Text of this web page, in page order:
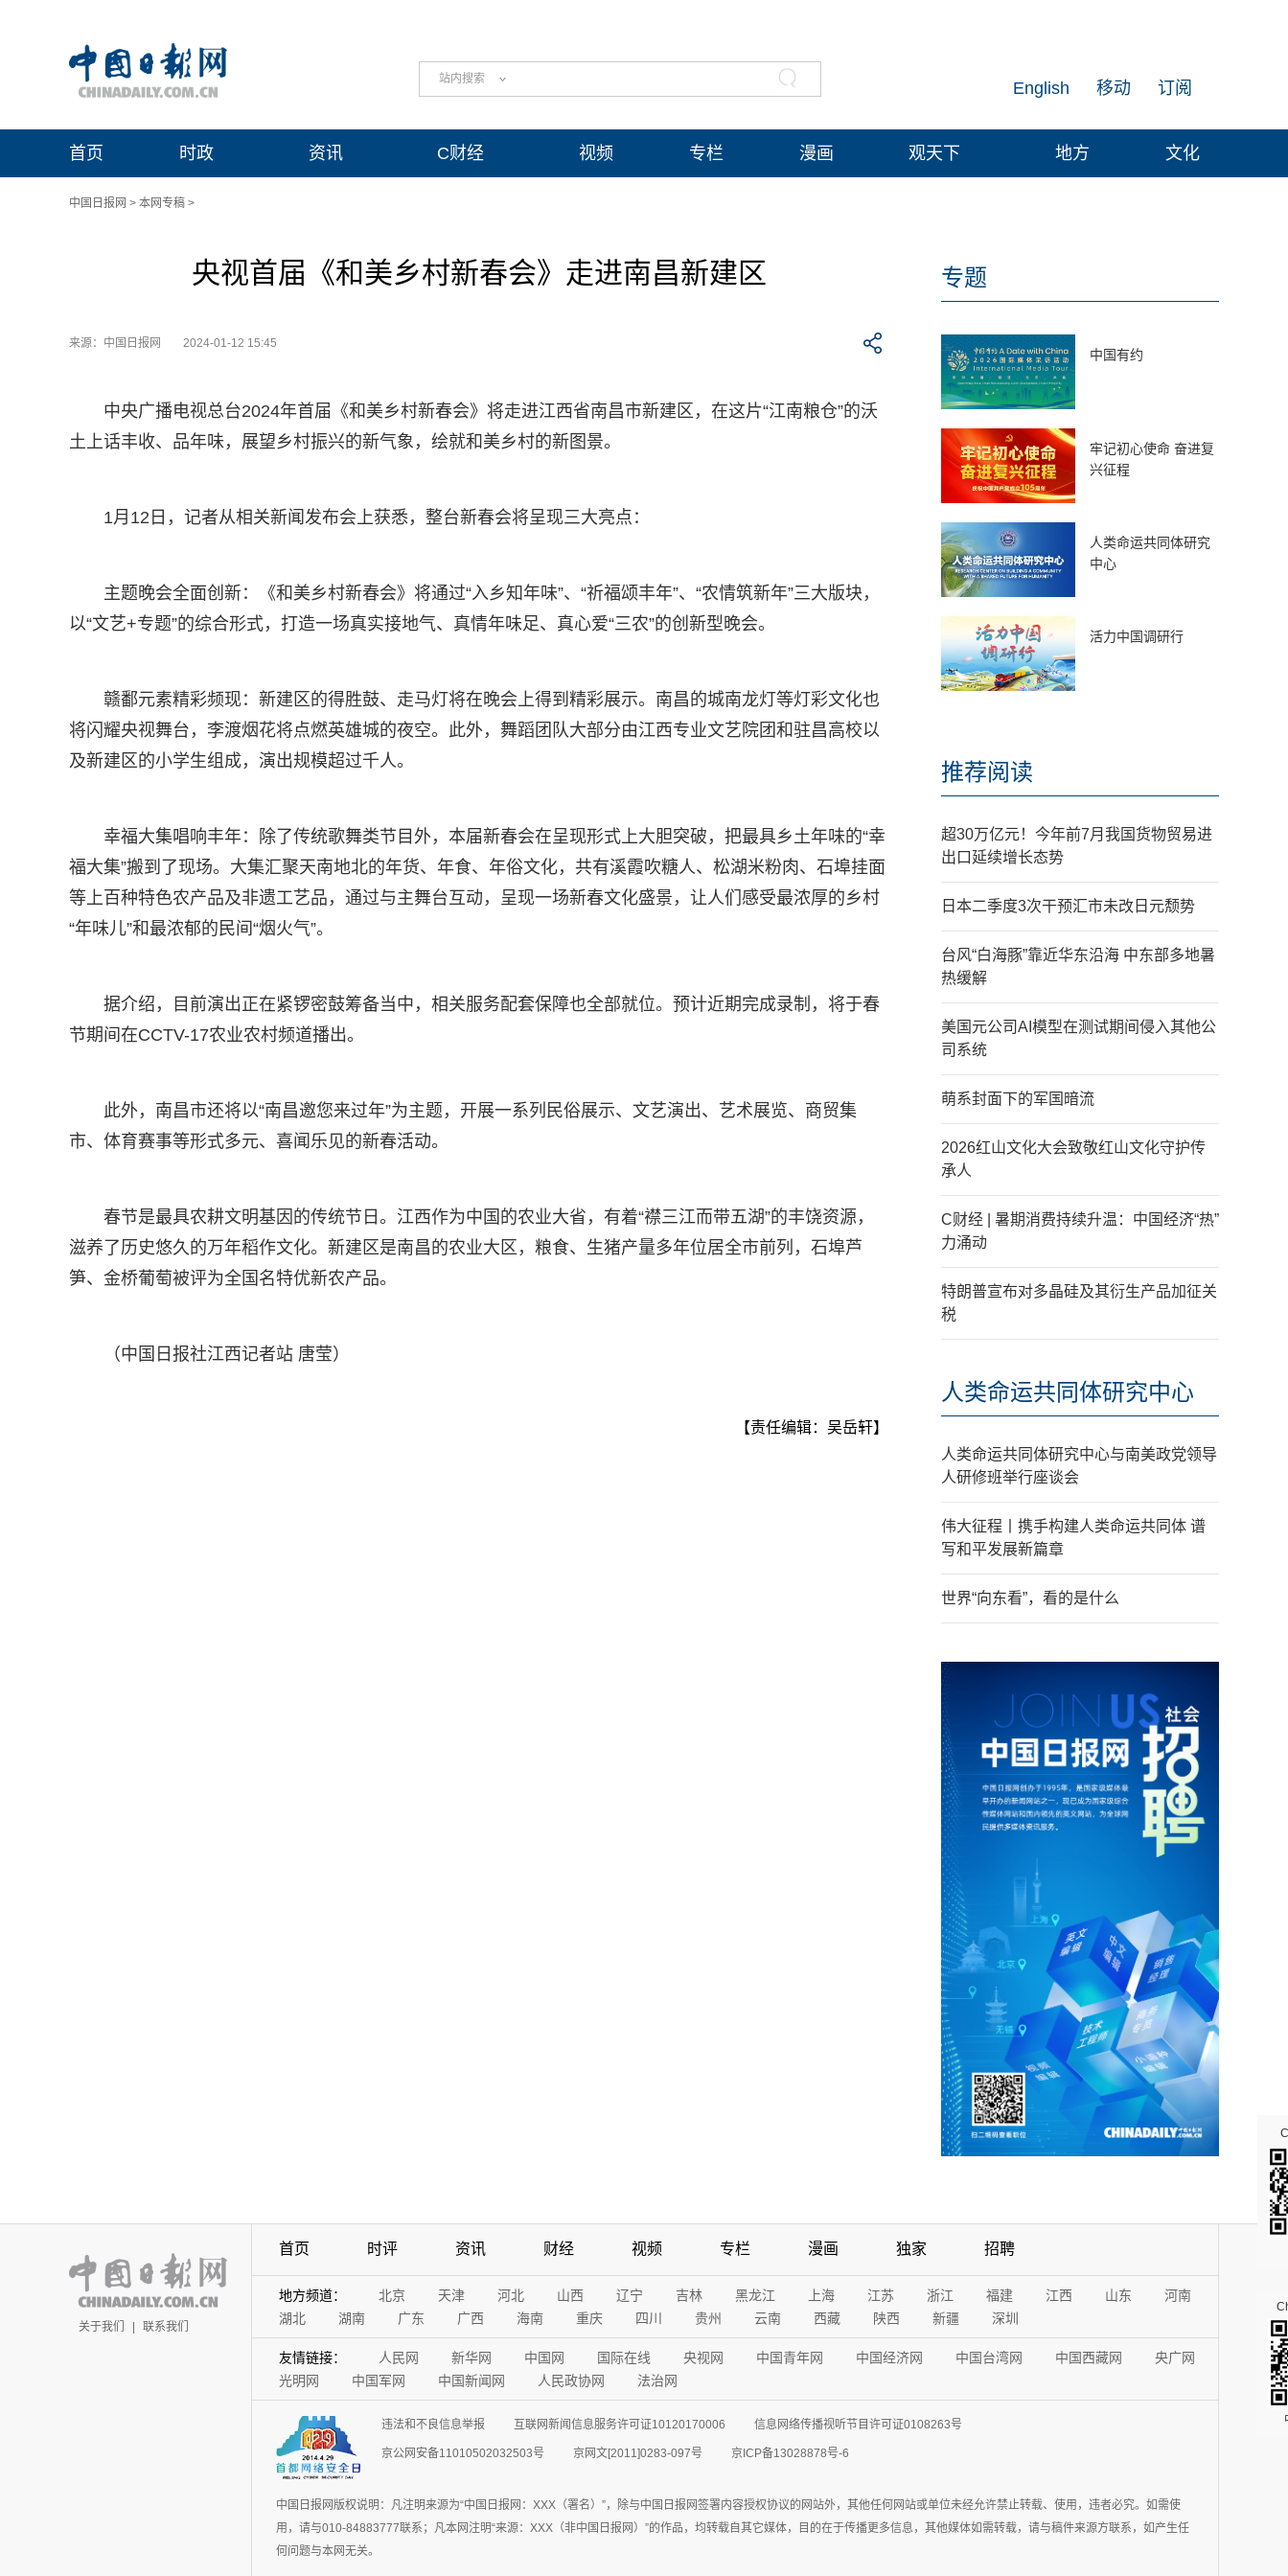
站内搜索 订阅
移动
English
首页 时政 资讯 C财经 视频 专栏 漫画 观天下 地方 文化
中国日报网 > 本网专稿 >
央视首届《和美乡村新春会》走进南昌新建区
来源：中国日报网 2024-01-12 15:45
中央广播电视总台2024年首届《和美乡村新春会》将走进江西省南昌市新建区，在这片“江南粮仓”的沃
土上话丰收、品年味，展望乡村振兴的新气象，绘就和美乡村的新图景。
1月12日，记者从相关新闻发布会上获悉，整台新春会将呈现三大亮点：
主题晚会全面创新：《和美乡村新春会》将通过“入乡知年味”、“祈福颂丰年”、“农情筑新年”三大版块，
以“文艺+专题”的综合形式，打造一场真实接地气、真情年味足、真心爱“三农”的创新型晚会。
赣鄱元素精彩频现：新建区的得胜鼓、走马灯将在晚会上得到精彩展示。南昌的城南龙灯等灯彩文化也
将闪耀央视舞台，李渡烟花将点燃英雄城的夜空。此外，舞蹈团队大部分由江西专业文艺院团和驻昌高校以
及新建区的小学生组成，演出规模超过千人。
幸福大集唱响丰年：除了传统歌舞类节目外，本届新春会在呈现形式上大胆突破，把最具乡土年味的“幸
福大集”搬到了现场。大集汇聚天南地北的年货、年食、年俗文化，共有溪霞吹糖人、松湖米粉肉、石埠挂面
等上百种特色农产品及非遗工艺品，通过与主舞台互动，呈现一场新春文化盛景，让人们感受最浓厚的乡村
“年味儿”和最浓郁的民间“烟火气”。
据介绍，目前演出正在紧锣密鼓筹备当中，相关服务配套保障也全部就位。预计近期完成录制，将于春
节期间在CCTV-17农业农村频道播出。
此外，南昌市还将以“南昌邀您来过年”为主题，开展一系列民俗展示、文艺演出、艺术展览、商贸集
市、体育赛事等形式多元、喜闻乐见的新春活动。
春节是最具农耕文明基因的传统节日。江西作为中国的农业大省，有着“襟三江而带五湖”的丰饶资源，
滋养了历史悠久的万年稻作文化。新建区是南昌的农业大区，粮食、生猪产量多年位居全市前列，石埠芦
笋、金桥葡萄被评为全国名特优新农产品。
（中国日报社江西记者站 唐莹）
【责任编辑：吴岳轩】
专题
中国有约
牢记初心使命 奋进复
兴征程
人类命运共同体研究
中心
活力中国调研行
推荐阅读
超30万亿元！今年前7月我国货物贸易进
出口延续增长态势
日本二季度3次干预汇市未改日元颓势
台风“白海豚”靠近华东沿海 中东部多地暑
热缓解
美国元公司AI模型在测试期间侵入其他公
司系统
萌系封面下的军国暗流
2026红山文化大会致敬红山文化守护传
承人
C财经 | 暑期消费持续升温：中国经济“热”
力涌动
特朗普宣布对多晶硅及其衍生产品加征关
税
人类命运共同体研究中心
人类命运共同体研究中心与南美政党领导
人研修班举行座谈会
伟大征程丨携手构建人类命运共同体 谱
写和平发展新篇章
世界“向东看”，看的是什么
关于我们 | 联系我们
首页 时评 资讯 财经 视频 专栏 漫画 独家 招聘
地方频道： 北京 天津 河北 山西 辽宁 吉林 黑龙江 上海 江苏 浙江 福建 江西 山东
河南
湖北
湖南 广东 广西 海南 重庆 四川 贵州 云南 西藏 陕西 新疆 深圳
友情链接： 人民网 新华网 中国网 国际在线 央视网 中国青年网 中国经济网 中国台湾网 中国西藏网
央广网
光明网
中国军网 中国新闻网 人民政协网 法治网
违法和不良信息举报 互联网新闻信息服务许可证10120170006 信息网络传播视听节目许可证0108263号
京公网安备11010502032503号 京网文[2011]0283-097号 京ICP备13028878号-6
中国日报网版权说明：凡注明来源为“中国日报网：XXX（署名）”，除与中国日报网签署内容授权协议的网站外，其他任何网站或单位未经允许禁止转载、使用，违者必究。如需使
用，请与010-84883777联系；凡本网注明“来源：XXX（非中国日报网）”的作品，均转载自其它媒体，目的在于传播更多信息，其他媒体如需转载，请与稿件来源方联系，如产生任
何问题与本网无关。